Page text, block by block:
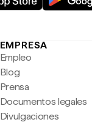
EMPRESA
Empleo
Blog
Prensa
Documentos legales
Divulgaciones